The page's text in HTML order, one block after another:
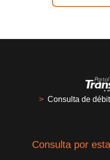
> Consulta de
Consulta por